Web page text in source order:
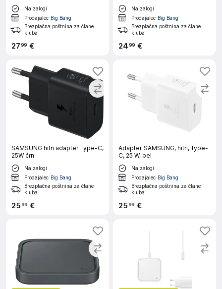
Na zalogi
Prodajalec Big Bang
Brezplačna poštnina za člane
kluba
2799 €
Na zalogi
Prodajalec Big Bang
Brezplačna poštnina za člane
kluba
2499 €
SAMSUNG hitri adapter Type-C,
25W črn
Na zalogi
Prodajalec Big Bang
Brezplačna poštnina za člane
kluba
2599 €
Adapter SAMSUNG, hitri, Type-
C, 25 W, bel
Na zalogi
Prodajalec Big Bang
Brezplačna poštnina za člane
kluba
2599 €